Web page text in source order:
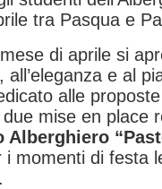
tra Pasqua e
di aprile si
all’eleganza e al
alle
mise en place
Alberghiero
i momenti di festa